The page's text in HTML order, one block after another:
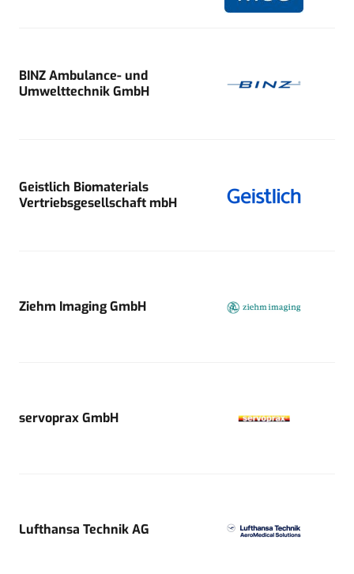
BINZ Ambulance- und
Umwelttechnik GmbH
Geistlich Biomaterials
Vertriebsgesellschaft mbH
Ziehm Imaging GmbH
servoprax GmbH
Lufthansa Technik AG